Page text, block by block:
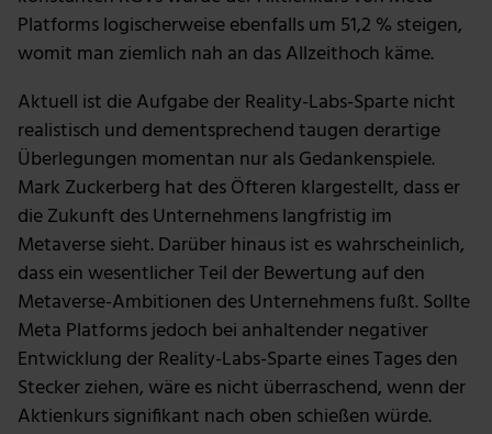
für soziale Medien, Werbung und Analysen weiter.
Unsere Partner führen diese Informationen
möglicherweise mit weiteren Daten zusammen, die du
Nutzung der Dienste gesammelt haben.
Platforms logischerweise ebenfalls um 51,2 % steigen,
womit man ziemlich nah an das Allzeithoch käme.
Aktuell ist die Aufgabe der Reality-Labs-Sparte nicht
realistisch und dementsprechend taugen derartige
Überlegungen momentan nur als Gedankenspiele.
Mark Zuckerberg hat des Öfteren klargestellt, dass er
die Zukunft des Unternehmens langfristig im
Metaverse sieht. Darüber hinaus ist es wahrscheinlich,
dass ein wesentlicher Teil der Bewertung auf den
Metaverse-Ambitionen des Unternehmens fußt. Sollte
Meta Platforms jedoch bei anhaltender negativer
Entwicklung der Reality-Labs-Sparte eines Tages den
Stecker ziehen, wäre es nicht überraschend, wenn der
Aktienkurs signifikant nach oben schießen würde.